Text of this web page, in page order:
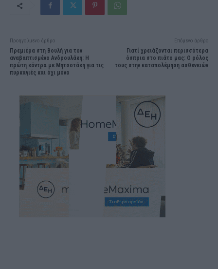
Προηγούμενο άρθρο
Πρεμιέρα στη Βουλή για τον
αναβαπτισμένο Ανδρουλάκη: Η
πρώτη κόντρα με Μητσοτάκη για τις
πυρκαγιές και όχι μόνο
Επόμενο άρθρο
Γιατί χρειάζονται περισσότερα
όσπρια στο πιάτο μας: Ο ρόλος
τους στην καταπολέμηση ασθενειών